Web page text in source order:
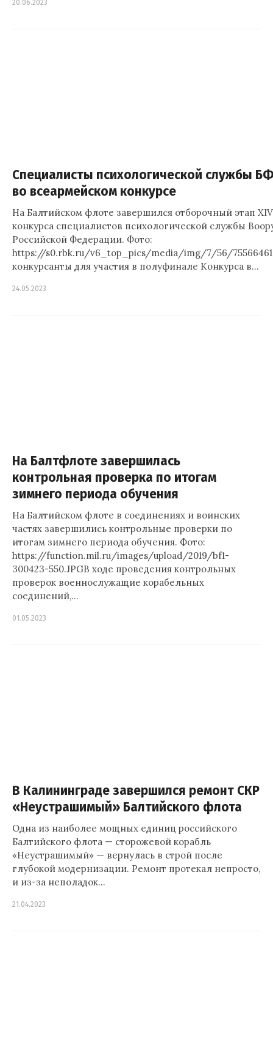
20.06.2023
Специалисты психологической службы
во всеармейском конкурсе
На Балтийском флоте завершился отборочный этап
конкурса специалистов психологической службы
Российской Федерации. Фото:
https://s0.rbk.ru/v6_top_pics/media/img/7/56/
конкурсанты для участия в полуфинале Конкурса в…
24.05.2023
На Балтфлоте завершилась
контрольная проверка по итогам
зимнего периода обучения
На Балтийском флоте в соединениях и воинских
частях завершились контрольные проверки по
итогам зимнего периода обучения. Фото:
https://function.mil.ru/images/upload/2019/bf1-
300423-550.JPGВ ходе проведения контрольных
проверок военнослужащие корабельных
соединений,…
01.05.2023
В Калининграде завершился ремонт СКР
«Неустрашимый» Балтийского флота
Одна из наиболее мощных единиц российского
Балтийского флота — сторожевой корабль
«Неустрашимый» — вернулась в строй после
глубокой модернизации. Ремонт протекал непросто,
и из-за неполадок…
21.04.2023